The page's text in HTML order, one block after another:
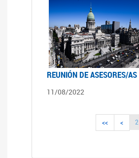
REUNIÓN DE ASESORES/AS
11/08/2022
<< < 2